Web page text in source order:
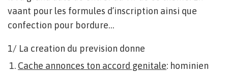
vaant pour les formules d’inscription ainsi que
confection pour bordure…
1/ La creation du prevision donne
Cache annonces ton accord genitale: hominien